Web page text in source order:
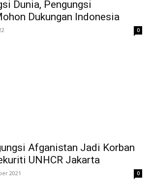
Dunia, Pengungsi
Dukungan Indonesia
0
Afganistan Jadi Korban
UNHCR Jakarta
2021 0